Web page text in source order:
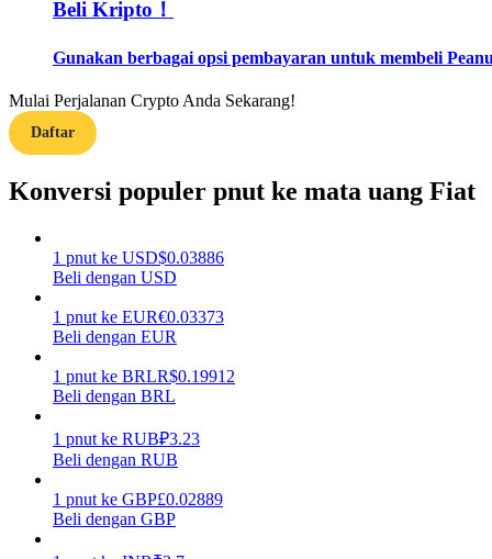
Memandu
Panduan Pemula Berjangka
Strategi perdagangan
Beli Kripto！
Gunakan berbagai opsi pembayaran untuk membeli
Mulai Perjalanan Crypto Anda Sekarang!
Daftar
Konversi populer pnut ke mata uang Fiat
1 pnut ke USD$0.03886
Beli dengan USD
1 pnut ke EUR€0.03373
Beli dengan EUR
1 pnut ke BRLR$0.19912
Beli dengan BRL
1 pnut ke RUB₽3.23
Beli dengan RUB
1 pnut ke GBP£0.02889
Beli dengan GBP